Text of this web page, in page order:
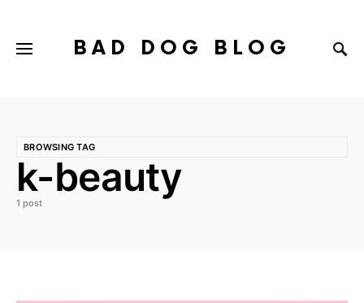
BAD DOG BLOG
BROWSING TAG
k-beauty
1 post